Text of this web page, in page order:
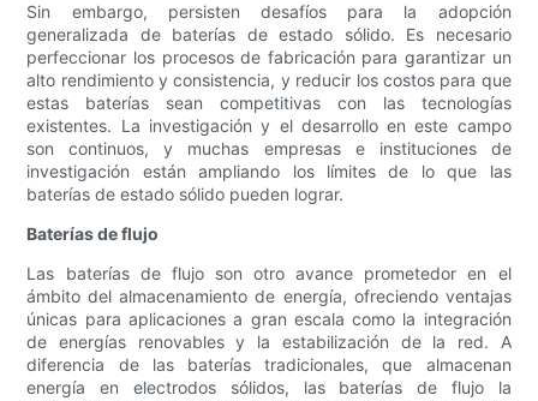
Sin embargo, persisten desafíos para la adopción
generalizada de baterías de estado sólido. Es necesario
perfeccionar los procesos de fabricación para garantizar un
alto rendimiento y consistencia, y reducir los costos para que
estas baterías sean competitivas con las tecnologías
existentes. La investigación y el desarrollo en este campo
son continuos, y muchas empresas e instituciones de
investigación están ampliando los límites de lo que las
baterías de estado sólido pueden lograr.
Baterías de flujo
Las baterías de flujo son otro avance prometedor en el
ámbito del almacenamiento de energía, ofreciendo ventajas
únicas para aplicaciones a gran escala como la integración
de energías renovables y la estabilización de la red. A
diferencia de las baterías tradicionales, que almacenan
energía en electrodos sólidos, las baterías de flujo la